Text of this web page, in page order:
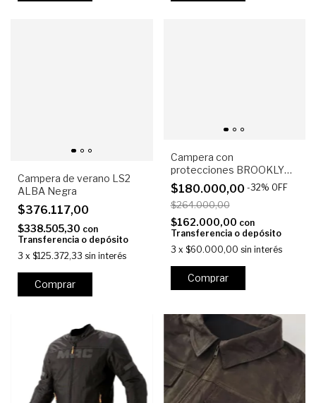
Campera de verano LS2
ALBA Negra
$376.117,00
$338.505,30 con
Transferencia o depósito
3 x $125.372,33 sin interés
Comprar
Campera con
protecciones BROOKLYN
MOTO CO. Santa Fe
$180.000,00 -32% OFF
$264.000,00
$162.000,00 con
Transferencia o depósito
3 x $60.000,00 sin interés
Comprar